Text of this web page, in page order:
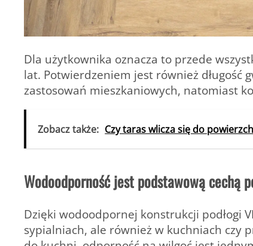
Dla użytkownika oznacza to przede
lat. Potwierdzeniem jest również długość
zastosowań mieszkaniowych, natomiast
Zobacz także: Czy taras wlicza się do
Wodoodporność jest podstawową cechą
Dzięki wodoodpornej konstrukcji podłogi
sypialniach, ale również w kuchniach czy